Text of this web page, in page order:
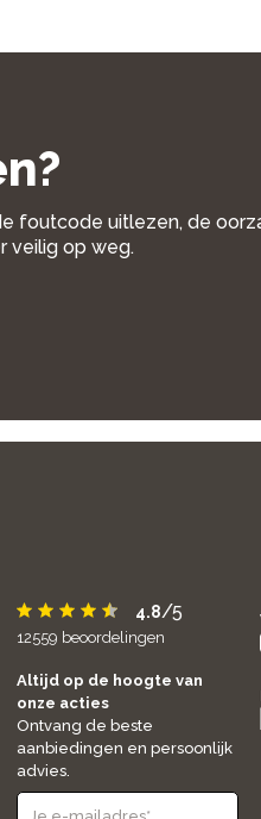
foutcode uitlezen, de
veilig op weg.
4.8/5
12559 beoordelingen
Altijd op de hoogte van
onze acties
Ontvang de beste
aanbiedingen en persoonlijk
advies.